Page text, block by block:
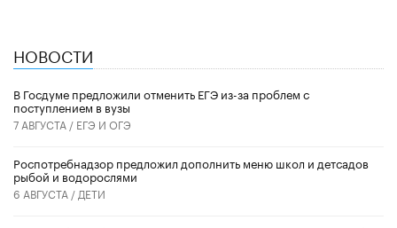
НОВОСТИ
В Госдуме предложили отменить ЕГЭ из-за проблем с
поступлением в вузы
7 АВГУСТА / ЕГЭ И ОГЭ
Роспотребнадзор предложил дополнить меню школ и детсадов
рыбой и водорослями
6 АВГУСТА / ДЕТИ